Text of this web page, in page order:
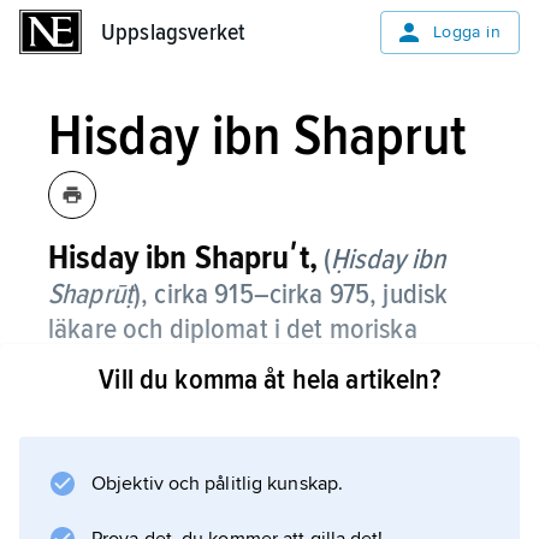
Uppslagsverket Logga in
Hisday ibn Shaprut
Hisday ibn Shapruʹt, (Ḥisday ibn
Shaprūṭ), cirka 915–cirka 975, judisk
läkare och diplomat i det moriska
Spanien.
efterträdare i Córdoba, genomförde ett antal
Vill du komma åt hela artikeln?
Objektiv och pålitlig kunskap.